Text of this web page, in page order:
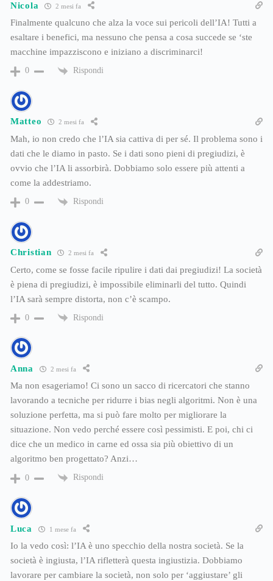
Nicola 2 mesi fa
Finalmente qualcuno che alza la voce sui pericoli dell’IA! Tutti a
esaltare i benefici, ma nessuno che pensa a cosa succede se ‘ste
macchine impazziscono e iniziano a discriminarci!
0 Rispondi
Matteo 2 mesi fa
Mah, io non credo che l’IA sia cattiva di per sé. Il problema sono i
dati che le diamo in pasto. Se i dati sono pieni di pregiudizi, è
ovvio che l’IA li assorbirà. Dobbiamo solo essere più attenti a
come la addestriamo.
0 Rispondi
Christian 2 mesi fa
Certo, come se fosse facile ripulire i dati dai pregiudizi! La società
è piena di pregiudizi, è impossibile eliminarli del tutto. Quindi
l’IA sarà sempre distorta, non c’è scampo.
0 Rispondi
Anna 2 mesi fa
Ma non esageriamo! Ci sono un sacco di ricercatori che stanno
lavorando a tecniche per ridurre i bias negli algoritmi. Non è una
soluzione perfetta, ma si può fare molto per migliorare la
situazione. Non vedo perché essere così pessimisti. E poi, chi ci
dice che un medico in carne ed ossa sia più obiettivo di un
algoritmo ben progettato? Anzi…
0 Rispondi
Luca 1 mese fa
Io la vedo così: l’IA è uno specchio della nostra società. Se la
società è ingiusta, l’IA rifletterà questa ingiustizia. Dobbiamo
lavorare per cambiare la società, non solo per ‘aggiustare’ gli